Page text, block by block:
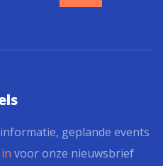
geplande events
voor onze nieuwsbrief